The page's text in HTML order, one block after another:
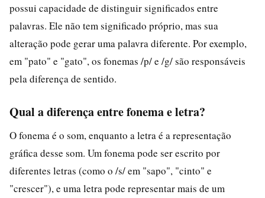
possui capacidade de distinguir significados entre
palavras. Ele não tem significado próprio, mas sua
alteração pode gerar uma palavra diferente. Por exemplo,
em "pato" e "gato", os fonemas /p/ e /g/ são responsáveis
pela diferença de sentido.
Qual a diferença entre fonema e letra?
O fonema é o som, enquanto a letra é a representação
gráfica desse som. Um fonema pode ser escrito por
diferentes letras (como o /s/ em "sapo", "cinto" e
"crescer"), e uma letra pode representar mais de um